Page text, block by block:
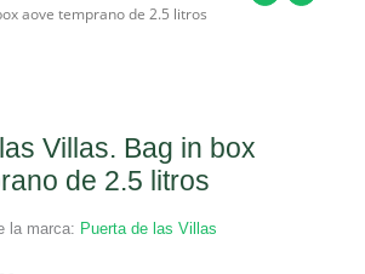
aove temprano de 2.5 litros
Villas. Bag in box
de 2.5 litros
la marca: Puerta de las Villas